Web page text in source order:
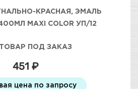
КРАСНАЯ, ЭМАЛЬ
MAXI COLOR УП/12
ТОВАР ПОД ЗАКАЗ
451 ₽
цена по запросу